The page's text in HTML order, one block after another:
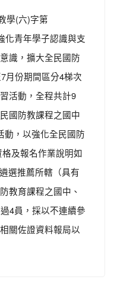
學(六)字第
化青年學子認識與支
識，擴大全民國防
月份期間區分4梯次
活動，全程共計9
國防教課程之國中
動，以強化全民國防
及報名作業說明如
選推薦所轄（具有
教育課程之國中、
4員，採以不連續參
關佐證資料報局以